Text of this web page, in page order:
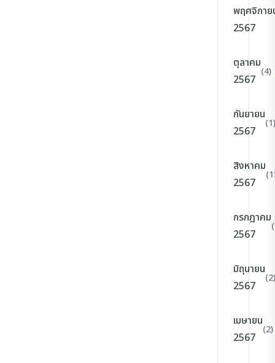
พฤศจิกาย
2567
ตุลาคม
2567
(4)
กันยายน
2567
(1)
สิงหาคม
2567
กรกฎาคม
2567
มิถุนายน
2567
(2)
เมษายน
2567
(2)